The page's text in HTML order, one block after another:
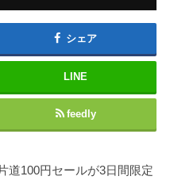
シェア
LINE
feedly
道100円セールが3日間限定